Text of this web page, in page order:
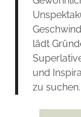
lädt
und
zu suchen.